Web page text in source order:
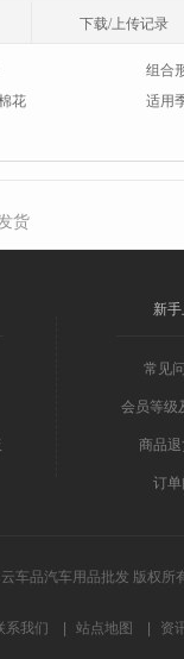
下载/上传记录
组合
花 适用
货
新
常见
会员等级
商品
订单
车品汽车用品批发 版权所
系我们 站点地图 资